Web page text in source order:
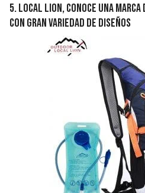
5. Local Lion, conoce una
con gran variedad de diseños